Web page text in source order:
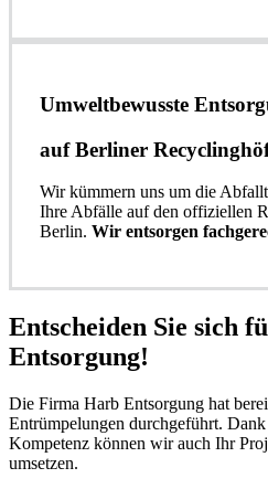
Umweltbewusste
auf Berliner
Wir kümmern uns um die
Ihre Abfälle auf den offiziellen
Berlin. Wir entsorgen
Entscheiden Sie sich
Entsorgung!​
Die Firma Harb Entsorgung hat
Entrümpelungen durchgeführt.
Kompetenz können wir auch Ihr
umsetzen.